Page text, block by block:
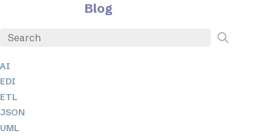
Blog
AI
EDI
ETL
JSON
UML